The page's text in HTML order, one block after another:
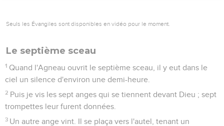
Seuls les Évangiles sont disponibles en vidéo pour le moment.
Le septième sceau
1 Quand l'Agneau ouvrit le septième sceau, il y eut dans le
ciel un silence d'environ une demi-heure.
2 Puis je vis les sept anges qui se tiennent devant Dieu ; sept
trompettes leur furent données.
3 Un autre ange vint. Il se plaça vers l'autel, tenant un